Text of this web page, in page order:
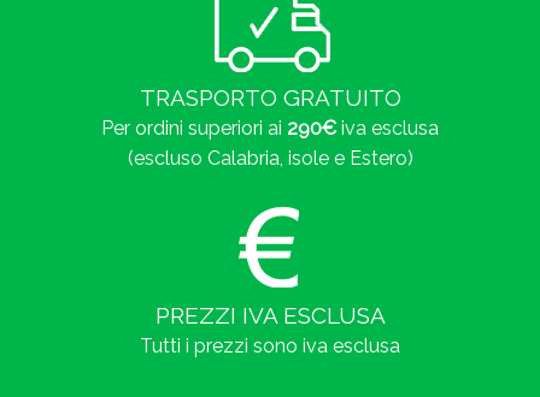
TRASPORTO GRATUITO
Per ordini superiori ai 290€iva esclusa
(escluso Calabria, isole e Estero)
PREZZI IVA ESCLUSA
Tutti i prezzi sono iva esclusa